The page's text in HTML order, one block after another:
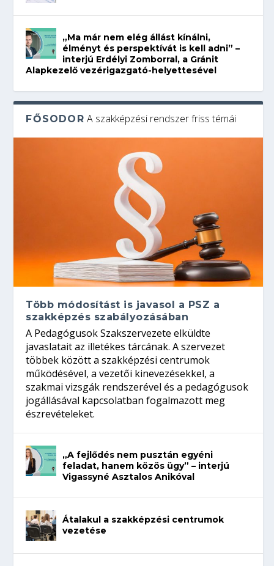
„Ma már nem elég állást kínálni,
élményt és perspektívát is kell adni” –
interjú Erdélyi Zomborral, a Gránit
Alapkezelő vezérigazgató-helyettesével
FŐSODOR A szakképzési rendszer friss témái
Több módosítást is javasol a PSZ a
szakképzés szabályozásában
A Pedagógusok Szakszervezete elküldte
javaslatait az illetékes tárcának. A szervezet
többek között a szakképzési centrumok
működésével, a vezetői kinevezésekkel, a
szakmai vizsgák rendszerével és a pedagógusok
jogállásával kapcsolatban fogalmazott meg
észrevételeket.
„A fejlődés nem pusztán egyéni
feladat, hanem közös ügy” – interjú
Vigassyné Asztalos Anikóval
Átalakul a szakképzési centrumok
vezetése